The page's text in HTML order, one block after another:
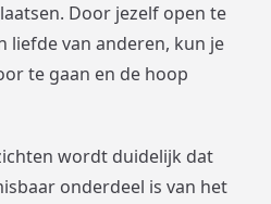
Door jezelf open te
liefde van anderen, kun je
te gaan en de hoop
wordt duidelijk dat
onderdeel is van het